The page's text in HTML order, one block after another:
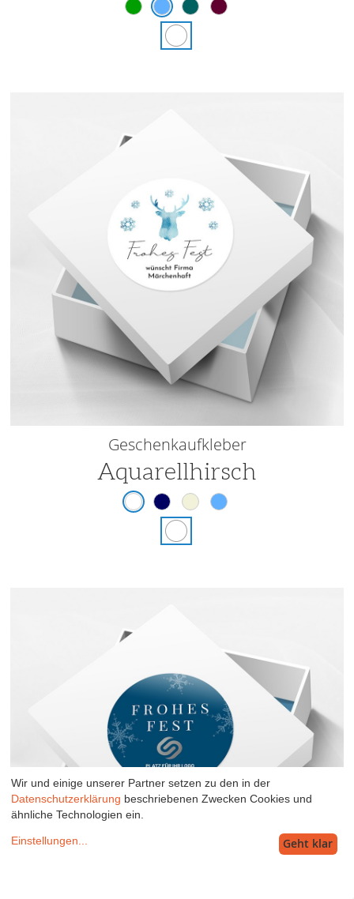
Geschenkaufkleber
Aquarellhirsch
Wir und einige unserer Partner setzen zu den in der
Datenschutzerklärung beschriebenen Zwecken Cookies und
ähnliche Technologien ein.
Einstellungen Geht klar